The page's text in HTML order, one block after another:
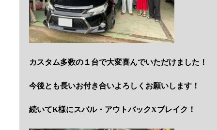
カスタム多数の１台で大変喜んでいただけました！
今後とも長いお付き合いよろしくお願いします！
続いてK様にスバル・アウトバックXブレイク！